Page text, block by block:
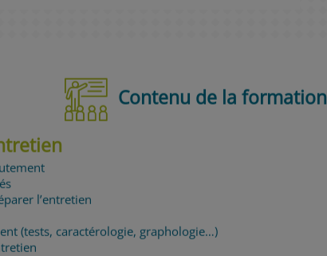
Contenu de la formation
l’entretien
(tests, caractérologie, graphologie…)